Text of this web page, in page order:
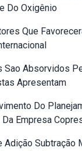
Do Oxigênio
Que
Sao Absorvidos
Apresentam
Do
Empresa
Adição Subtração